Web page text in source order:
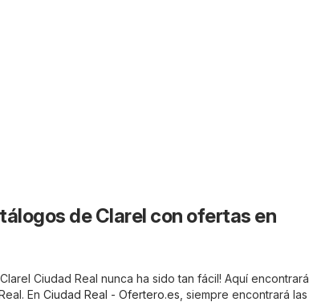
de Clarel con ofertas en
Ciudad Real nunca ha sido tan fácil! Aquí encontrará
En Ciudad Real - Ofertero.es , siempre encontrará las